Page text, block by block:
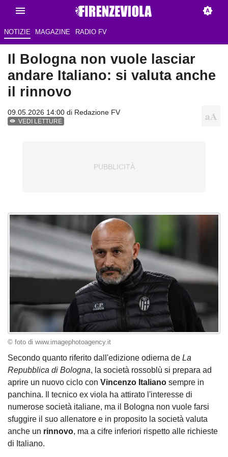
NOTIZIE MAGAZINE RADIO FV
Il Bologna non vuole lasciar
andare Italiano: si valuta anche
il rinnovo
09.05.2026 14:00 di Redazione FV
VEDI LETTURE
© foto di www.imagephotoagency.it
Secondo quanto riferito dall'edizione odierna de La
Repubblica di Bologna, la società rossoblù si prepara ad
aprire un nuovo ciclo con Vincenzo Italiano sempre in
panchina. Il tecnico ex viola ha attirato l'interesse di
numerose società italiane, ma il Bologna non vuole farsi
sfuggire il suo allenatore e in proposito la società valuta
anche un rinnovo, ma a cifre inferiori rispetto alle richieste
di Italiano.